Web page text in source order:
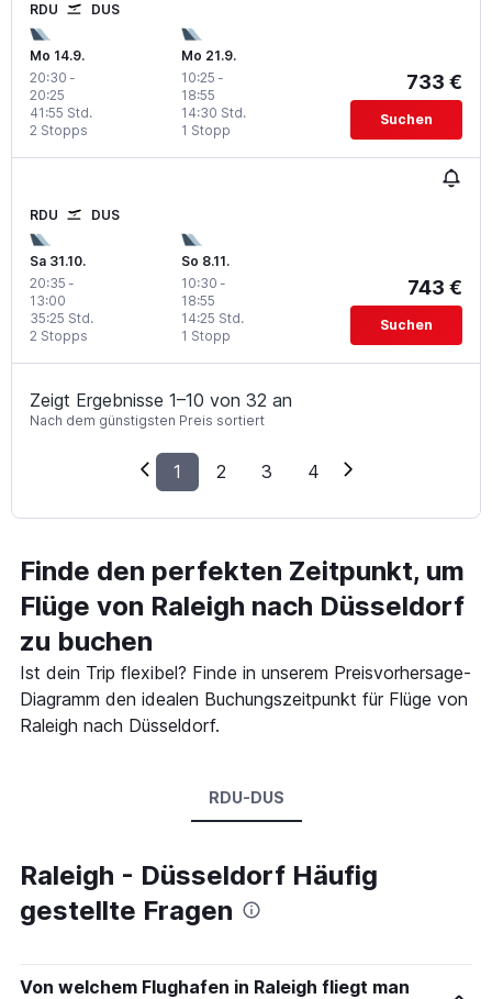
RDU DUS
Mo 14.9.
20:30 -
20:25
2 Stopps
41:55 Std.
Mo 21.9.
10:25 -
18:55
1 Stopp
14:30 Std.
733 €
Suchen
RDU DUS
Sa 31.10.
20:35 -
13:00
2 Stopps
35:25 Std.
So 8.11.
10:30 -
18:55
1 Stopp
14:25 Std.
743 €
Suchen
Zeigt Ergebnisse 1–10 von 32 an
Nach dem günstigsten Preis sortiert
1 2 3 4
Finde den perfekten Zeitpunkt, um
Flüge von Raleigh nach Düsseldorf
zu buchen
Ist dein Trip flexibel? Finde in unserem Preisvorhersage-
Diagramm den idealen Buchungszeitpunkt für Flüge von
Raleigh nach Düsseldorf.
RDU-DUS
Raleigh - Düsseldorf Häufig
gestellte Fragen
Von welchem Flughafen in Raleigh fliegt man